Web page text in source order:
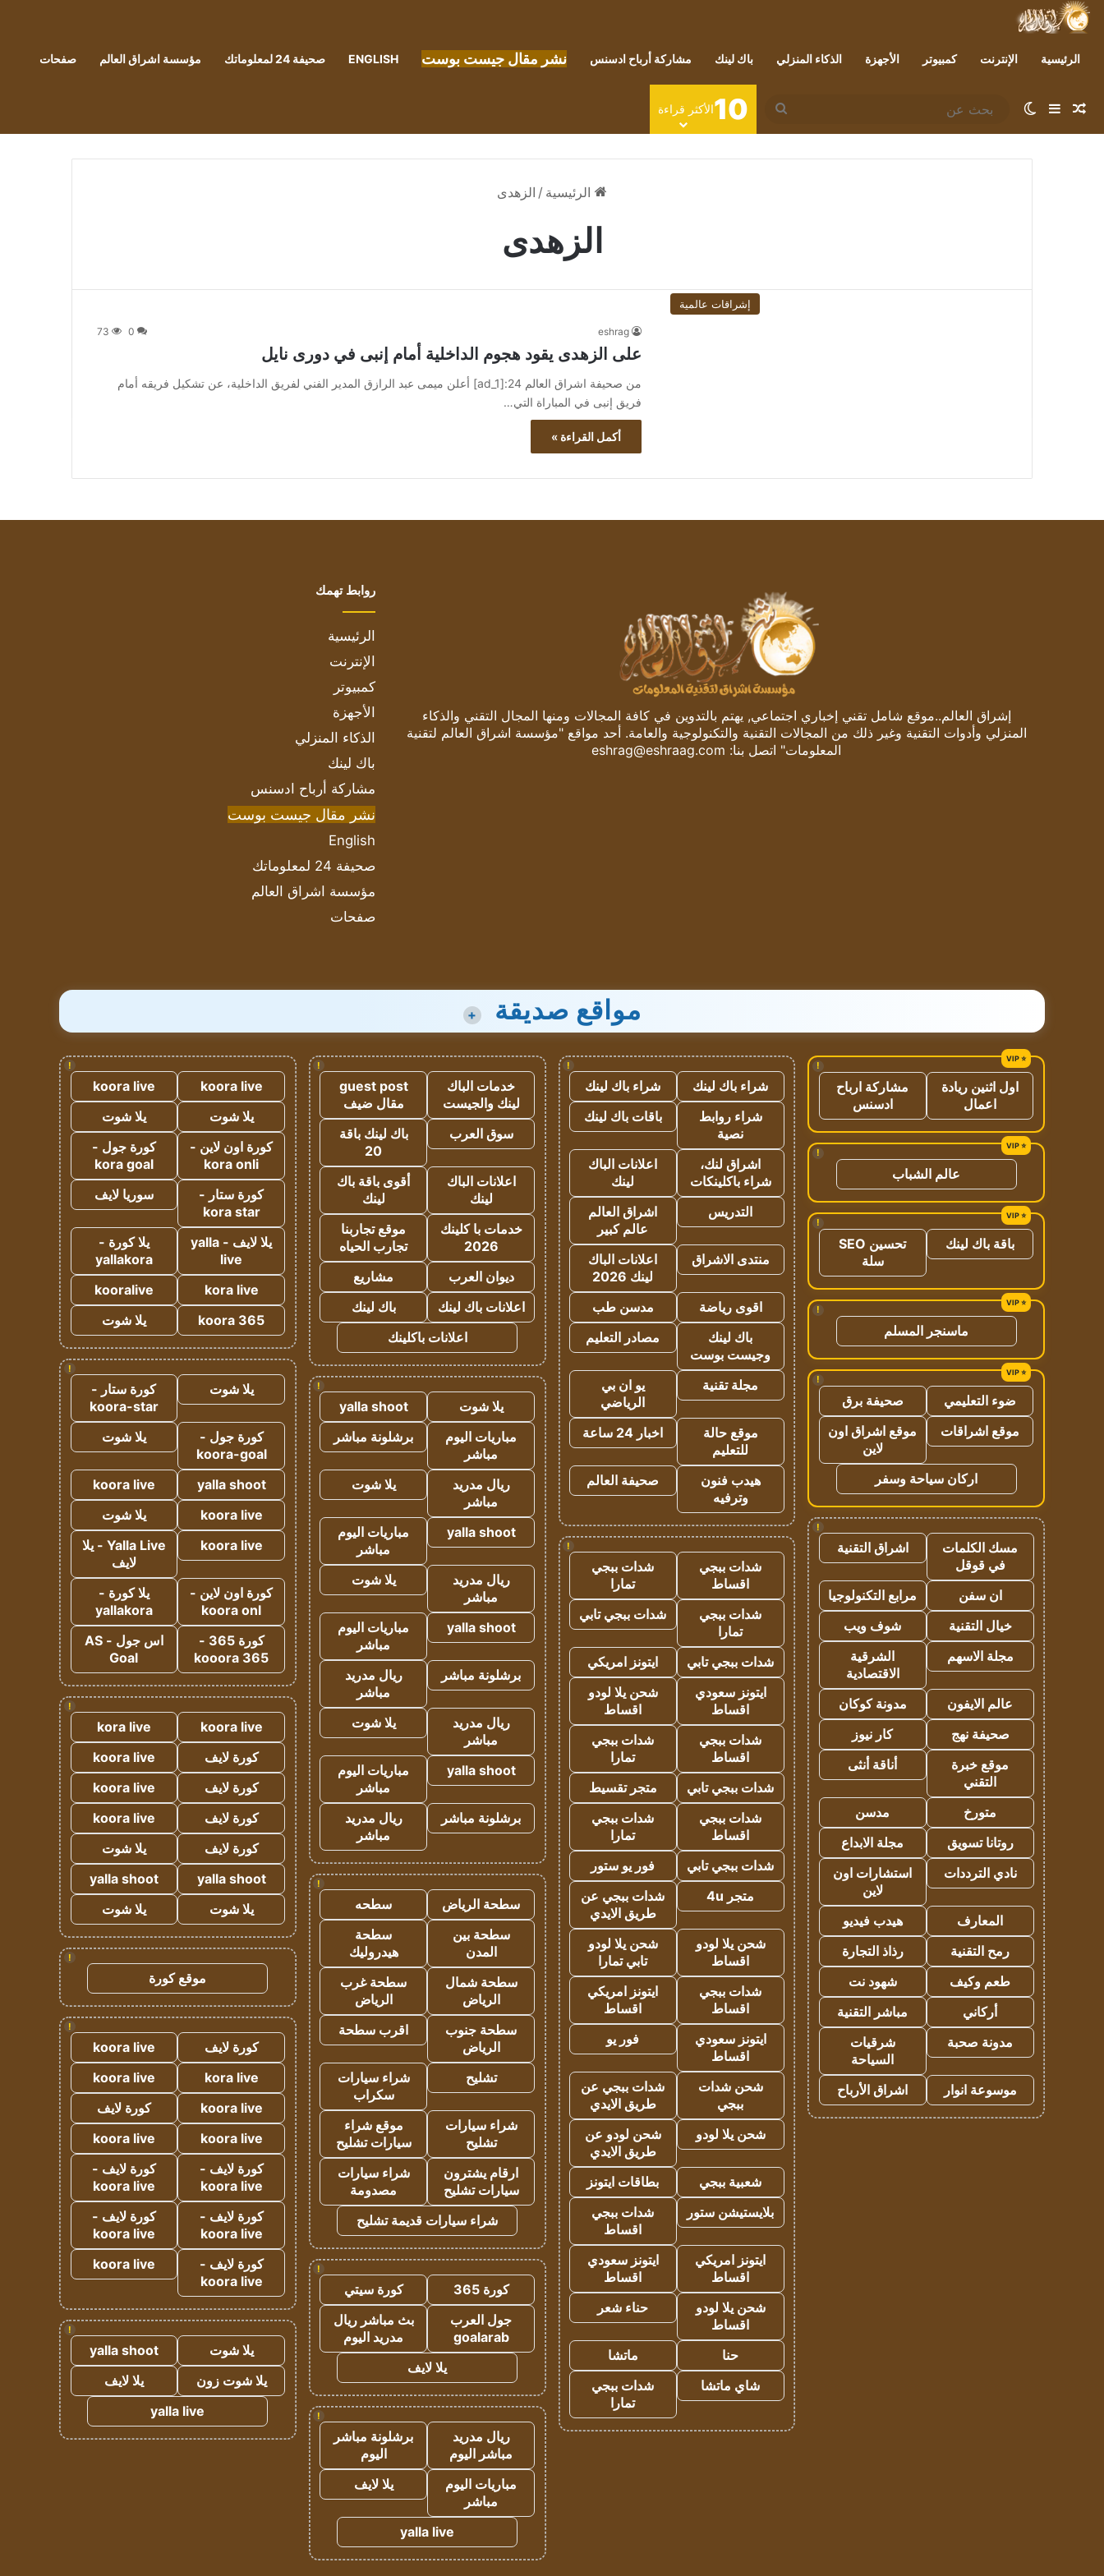
الرئيسية الإنترنت كمبيوتر الأجهزة الذكاء المنزلي باك لينك مشاركة أرباح ادسنس نشر مقال جيست بوست ENGLISH صحيفة 24 لمعلوماتك مؤسسة اشراق العالم صفحات
مقال عشوائي
إضافة عمود جانبي
الوضع المظلم
بحث
عن
10الأكثر قراءة
الرئيسية / الزهدى
الزهدى
إشراقات عالمية
eshrag
0
73
على الزهدى يقود هجوم الداخلية أمام إنبى في دورى نايل
من صحيفة اشراق العالم 24:[ad_1] أعلن ميمى عبد الرازق المدير الفني لفريق الداخلية، عن تشكيل فريقه أمام
فريق إنبى في المباراة التي…
أكمل القراءة »
إشراق العالم..موقع شامل تقني إخباري اجتماعي, يهتم بالتدوين في كافة المجالات ومنها المجال التقني والذكاء
المنزلي وأدوات التقنية وغير ذلك من المجالات التقنية والتكنولوجية والعامة. أحد مواقع "مؤسسة اشراق العالم لتقنية
المعلومات" اتصل بنا: eshrag@eshraag.com
روابط تهمك
الرئيسية
الإنترنت
كمبيوتر
الأجهزة
الذكاء المنزلي
باك لينك
مشاركة أرباح ادسنس
نشر مقال جيست بوست
English
صحيفة 24 لمعلوماتك
مؤسسة اشراق العالم
صفحات
مواقع صديقة +
!
اول اثنين ريادة
اعمال
مشاركة ارباح
ادسنس
!
عالم الشباب
!
باقة باك لينك
تحسين SEO
سلة
!
ماسنجر المسلم
!
ضوء التعليمي
صحيفة برق
موقع اشراقات
موقع اشراق اون
لاين
اركان سياحة وسفر
!
مسك الكلمات
في قوقل
اشراق التقنية
ان سفن
مرابع التكنولوجيا
خيال التقنية
شوف ويب
مجلة الاسهم
الشرقية
الاقتصادية
عالم الايفون
مدونة كوكان
صحيفة نهج
كار نيوز
موقع خبرة
التقني
أناقة أنثى
متورخ
مدسن
روتانا تسويق
مجلة الابداع
نادي الترددات
استشارات اون
لاين
المعارف
هيدب فيديو
رمح التقنية
رذاذ التجارة
طعم وكيف
شهود نت
أركاني
مباشر التقنية
مدونة صحبة
شرقيات
السياحة
موسوعة انوار
اشراق الأرباح
!
شراء باك لينك
شراء باك لينك
شراء روابط
نصية
باقات باك لينك
اشراق لنك،
شراء باكلينكات
اعلانات الباك
لينك
التدريس
اشراق العالم
عالم كبير
منتدى الاشراق
اعلانات الباك
لينك 2026
اقوى رياضة
مدسن طب
باك لينك
وجيست بوست
مصادر التعليم
مجلة تقنية
يو ان بي
الرياضي
موقع حالة
للتعليم
اخبار 24 ساعة
هيدب فنون
وترفيه
صحيفة العالم
!
شدات ببجي
اقساط
شدات ببجي
تمارا
شدات ببجي
تمارا
شدات ببجي تابي
شدات ببجي تابي
ايتونز امريكي
ايتونز سعودي
اقساط
شحن يلا لودو
اقساط
شدات ببجي
اقساط
شدات ببجي
تمارا
شدات ببجي تابي
متجر تقسيط
شدات ببجي
اقساط
شدات ببجي
تمارا
شدات ببجي تابي
فور يو ستور
متجر 4u
شدات ببجي عن
طريق الايدي
شحن يلا لودو
اقساط
شحن يلا لودو
تابي تمارا
شدات ببجي
اقساط
ايتونز امريكي
اقساط
ايتونز سعودي
اقساط
فور يو
شحن شدات
ببجي
شدات ببجي عن
طريق الايدي
شحن يلا لودو
شحن لودو عن
طريق الايدي
شعبية ببجي
بطاقات ايتونز
بلايستيشن ستور
شدات ببجي
اقساط
ايتونز امريكي
اقساط
ايتونز سعودي
اقساط
شحن يلا لودو
اقساط
حناء شعر
حنا
ماتشا
شاي ماتشا
شدات ببجي
تمارا
!
خدمات الباك
لينك والجيست
guest post
مقال ضيف
سوق العرب
باك لينك باقة
20
اعلانات الباك
لينك
أقوى باقة باك
لينك
خدمات با كلينك
2026
موقع تجاربنا
تجارب الحياه
ديوان العرب
مشاريع
اعلانات باك لينك
باك لينك
اعلانات باكلينك
!
يلا شوت
yalla shoot
مباريات اليوم
مباشر
برشلونة مباشر
ريال مدريد
مباشر
يلا شوت
yalla shoot
مباريات اليوم
مباشر
ريال مدريد
مباشر
يلا شوت
yalla shoot
مباريات اليوم
مباشر
برشلونة مباشر
ريال مدريد
مباشر
ريال مدريد
مباشر
يلا شوت
yalla shoot
مباريات اليوم
مباشر
برشلونة مباشر
ريال مدريد
مباشر
!
سطحة الرياض
سطحه
سطحة بين
المدن
سطحة
هيدروليك
سطحة شمال
الرياض
سطحة غرب
الرياض
سطحة جنوب
الرياض
اقرب سطحة
تشليح
شراء سيارات
سكراب
شراء سيارات
تشليح
موقع شراء
سيارات تشليح
ارقام يشترون
سيارات تشليح
شراء سيارات
مصدومة
شراء سيارات قديمة تشليح
!
كورة 365
كورة سيتي
جول العرب
goalarab
بث مباشر ريال
مدريد اليوم
يلا لايف
!
ريال مدريد
مباشر اليوم
برشلونة مباشر
اليوم
مباريات اليوم
مباشر
يلا لايف
yalla live
!
koora live
koora live
يلا شوت
يلا شوت
كورة اون لاين -
kora onli
كورة جول -
kora goal
كورة ستار -
kora star
سوريا لايف
يلا لايف - yalla
live
يلا كورة -
yallakora
kora live
kooralive
koora 365
يلا شوت
!
يلا شوت
كورة ستار -
koora-star
كورة جول -
koora-goal
يلا شوت
yalla shoot
koora live
koora live
يلا شوت
koora live
Yalla Live - يلا
لايف
كورة اون لاين -
koora onl
يلا كورة -
yallakora
كورة 365 -
kooora 365
اس جول - AS
Goal
!
koora live
kora live
كورة لايف
koora live
كورة لايف
koora live
كورة لايف
koora live
كورة لايف
يلا شوت
yalla shoot
yalla shoot
يلا شوت
يلا شوت
!
موقع كورة
!
كورة لايف
koora live
kora live
koora live
koora live
كورة لايف
koora live
koora live
كورة لايف -
koora live
كورة لايف -
koora live
كورة لايف -
koora live
كورة لايف -
koora live
كورة لايف -
koora live
koora live
!
يلا شوت
yalla shoot
يلا شوت زون
يلا لايف
yalla live